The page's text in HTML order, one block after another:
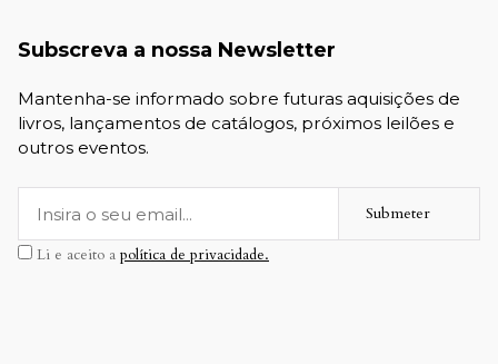
Subscreva a nossa Newsletter
Mantenha-se informado sobre futuras aquisições de
livros, lançamentos de catálogos, próximos leilões e
outros eventos.
Submeter
Li e aceito a política de privacidade.